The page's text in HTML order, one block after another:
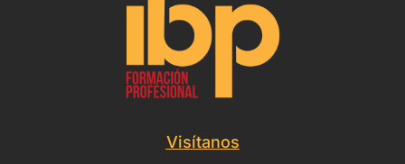
Visítanos